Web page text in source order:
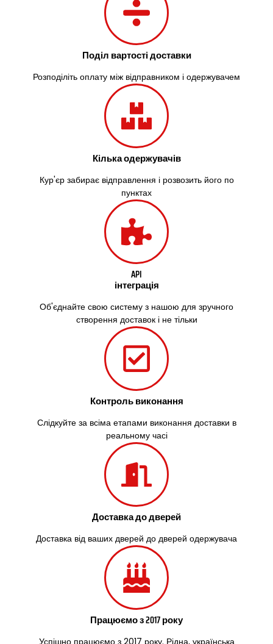
Поділ вартості доставки
Розподіліть оплату між відправником і одержувачем
Кілька одержувачів
Кур'єр забирає відправлення і розвозить його по
пунктах
API
інтеграція
Об'єднайте свою систему з нашою для зручного
створення доставок і не тільки
Контроль виконання
Слідкуйте за всіма етапами виконання доставки в
реальному часі
Доставка до дверей
Доставка від ваших дверей до дверей одержувача
Працюємо з 2017 року
Успішно працюємо з 2017 року. Рідна, українська
Звенигородка
Бармаки
Біла Церква
Білгород-Дністровський